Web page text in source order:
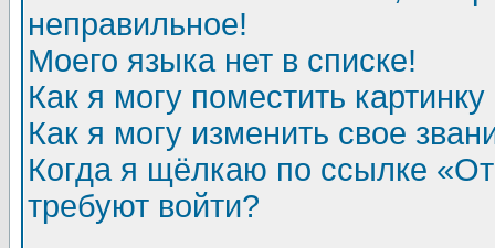
неправильное!
Моего языка нет в списке!
Как я могу поместить
Как я могу изменить свое
Когда я щёлкаю по ссылке
требуют войти?